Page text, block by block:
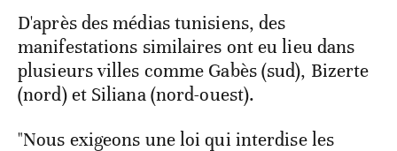
D'après des médias tunisiens, des
manifestations similaires ont eu lieu dans
plusieurs villes comme Gabès (sud), Bizerte
(nord) et Siliana (nord-ouest).
"Nous exigeons une loi qui interdise les